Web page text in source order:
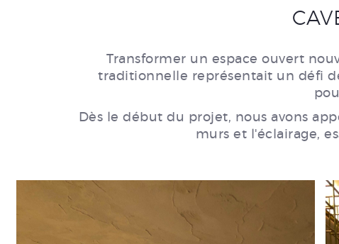
Transformer un espace ouvert
traditionnelle représentait un défi
Dès le début du projet, nous avons
murs et l'éclairage,